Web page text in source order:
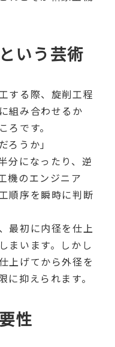
いう芸術
する際、旋削工程
組み合わせるか
です。
ろうか」
分になったり、逆
機のエンジニア
順序を瞬時に判断
最初に内径を仕上
まいます。しかし
上げてから外径を
抑えられます。
性